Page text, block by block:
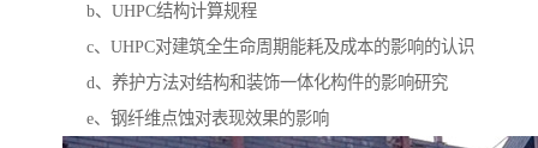
b、UHPC结构计算规程
c、UHPC对建筑全生命周期能耗及成本的影响的认识
d、养护方法对结构和装饰一体化构件的影响研究
e、钢纤维点蚀对表现效果的影响